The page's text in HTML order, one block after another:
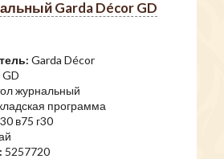
Garda Décor GD
Garda Décor
GD
журнальный
программа
в75 г30
5257720